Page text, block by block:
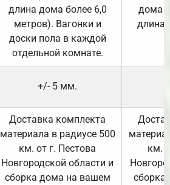
длина дома более 6,0
метров). Вагонки и
доски пола в каждой
отдельной комнате.
дома
длина
+/- 5 мм.
Доставка комплекта
материала в радиусе 500
км. от г. Пестова
Новгородской области и
сборка дома на вашем
км.